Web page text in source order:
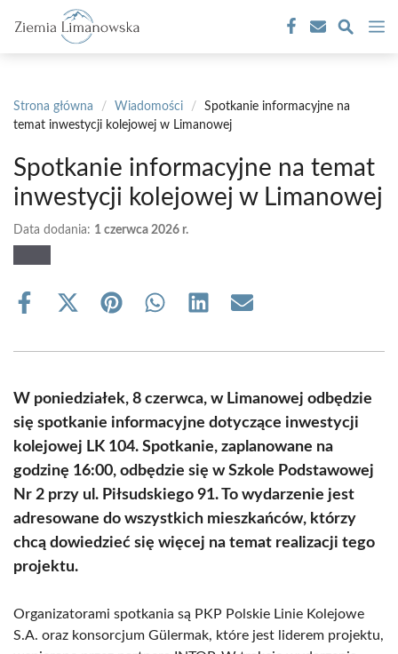
treści
Strona główna / Wiadomości /
Spotkanie informacyjne na
temat inwestycji kolejowej w Limanowej
Spotkanie informacyjne na temat
inwestycji kolejowej w Limanowej
Data dodania: 1 czerwca 2026 r.
Share
Share
(Twitter)
Share Share Share Share
W poniedziałek, 8 czerwca, w Limanowej odbędzie
się spotkanie informacyjne dotyczące inwestycji
kolejowej LK 104. Spotkanie, zaplanowane na
godzinę 16:00, odbędzie się w Szkole Podstawowej
Nr 2 przy ul. Piłsudskiego 91. To wydarzenie jest
adresowane do wszystkich mieszkańców, którzy
chcą dowiedzieć się więcej na temat realizacji tego
projektu.
Organizatorami spotkania są PKP Polskie Linie Kolejowe
S.A. oraz konsorcjum Gülermak, które jest liderem projektu,